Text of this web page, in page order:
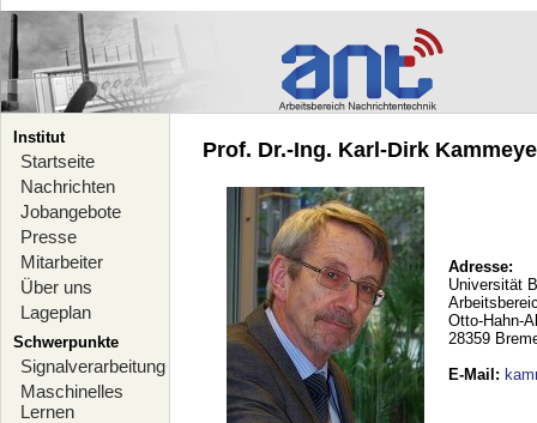
Institut
Startseite
Nachrichten
Jobangebote
Presse
Mitarbeiter
Über uns
Lageplan
Schwerpunkte
Signalverarbeitung
Maschinelles
Lernen
Prof. Dr.-Ing. Karl-Dirk
Adresse:
Universität
Otto-Hahn-
28359
E-Mail :